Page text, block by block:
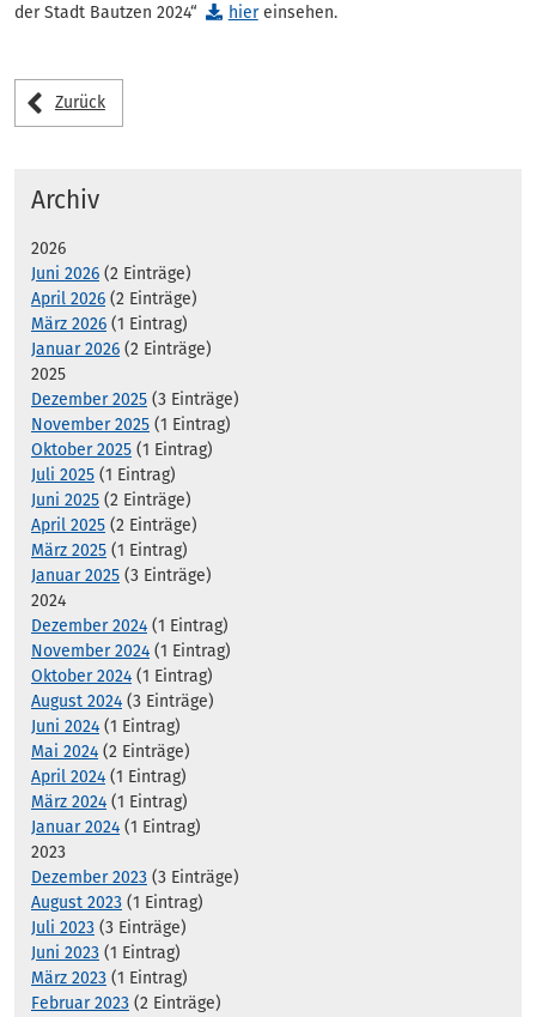
der Stadt Bautzen 2024“
hiereinsehen.
Zurück
Archiv
2026
Juni 2026 (2 Einträge)
April 2026 (2 Einträge)
März 2026 (1 Eintrag)
Januar 2026 (2 Einträge)
2025
Dezember 2025 (3 Einträge)
November 2025 (1 Eintrag)
Oktober 2025 (1 Eintrag)
Juli 2025 (1 Eintrag)
Juni 2025 (2 Einträge)
April 2025 (2 Einträge)
März 2025 (1 Eintrag)
Januar 2025 (3 Einträge)
2024
Dezember 2024 (1 Eintrag)
November 2024 (1 Eintrag)
Oktober 2024 (1 Eintrag)
August 2024 (3 Einträge)
Juni 2024 (1 Eintrag)
Mai 2024 (2 Einträge)
April 2024 (1 Eintrag)
März 2024 (1 Eintrag)
Januar 2024 (1 Eintrag)
2023
Dezember 2023 (3 Einträge)
August 2023 (1 Eintrag)
Juli 2023 (3 Einträge)
Juni 2023 (1 Eintrag)
März 2023 (1 Eintrag)
Februar 2023 (2 Einträge)